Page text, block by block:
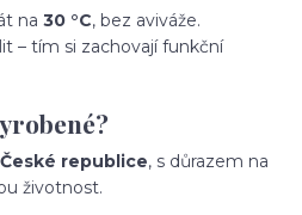
na 30 °C, bez aviváže.
– tím si zachovají funkční
republice, s důrazem na
životnost.